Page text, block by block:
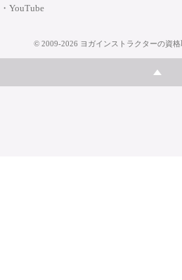
・YouTube
© 2009-2026 ヨガインストラクターの資